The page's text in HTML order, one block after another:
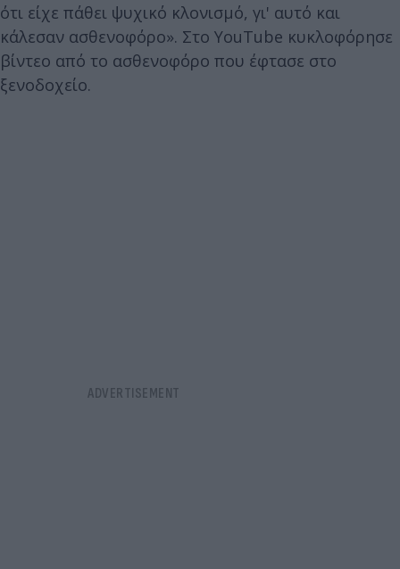
ότι είχε πάθει ψυχικό κλονισμό, γι' αυτό και
κάλεσαν ασθενοφόρο». Στο YouTube κυκλοφόρησε
βίντεο από το ασθενοφόρο που έφτασε στο
ξενοδοχείο.